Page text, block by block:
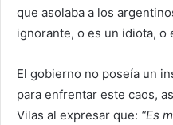
que asolaba a los
ignorante, o es un idiota, o
El gobierno no poseía un
para enfrentar este caos,
Vilas al expresar que: “Es